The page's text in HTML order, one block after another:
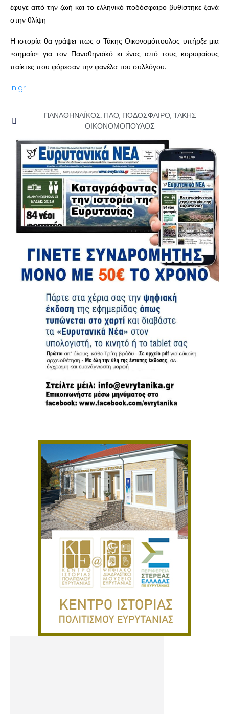
έφυγε από την ζωή και το ελληνικό ποδόσφαιρο βυθίστηκε ξανά
στην θλίψη.
Η ιστορία θα γράψει πως ο Τάκης Οικονομόπουλος υπήρξε μια
«σημαία» για τον Παναθηναϊκό κι ένας από τους κορυφαίους
παίκτες που φόρεσαν την φανέλα του συλλόγου.
in.gr
ΠΑΝΑΘΗΝΑΪΚΟΣ, ΠΑΟ, ΠΟΔΟΣΦΑΙΡΟ, ΤΑΚΗΣ
ΟΙΚΟΝΟΜΟΠΟΥΛΟΣ